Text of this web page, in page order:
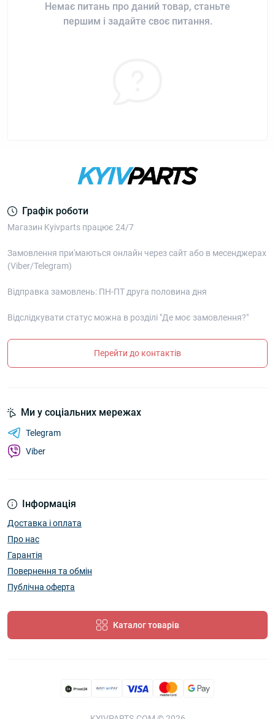
Немає питань про даний товар, станьте
першим і задайте своє питання.
Графік роботи
Магазин Kyivparts працює 24/7
Замовлення при'маються онлайн через сайт або в месенджерах
(Viber/Telegram)
Відправка замовлень: ПН-ПТ друга половина дня
Відслідкувати статус можна в розділі "Де моє замовлення?"
Перейти до контактів
Інформація
Доставка і оплата
Про нас
Гарантія
Повернення та обмін
Публічна оферта
Каталог товарів
Ми у соціальних мережах
Telegram
Viber